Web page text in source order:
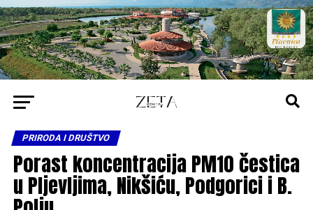
PRIRODA I DRUŠTVO
Porast koncentracija PM10 čestica
u Pljevljima, Nikšiću, Podgorici i B.